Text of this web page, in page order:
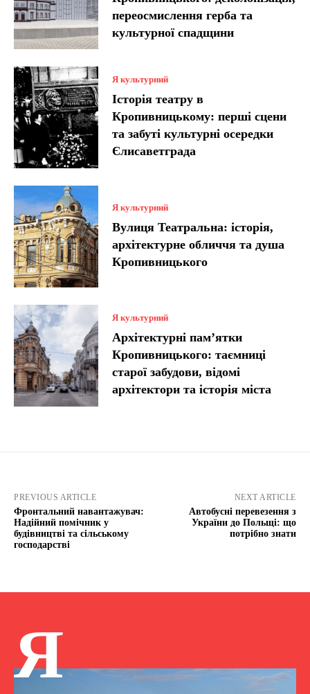
переосмислення герба та
культурної спадщини
Я культурний
Історія театру в
Кропивницькому: перші сцени
та забуті культурні осередки
Єлисаветграда
Я культурний
Вулиця Театральна: історія,
архітектурне обличчя та душа
Кропивницького
Я культурний
Архітектурні пам’ятки
Кропивницького: таємниці
старої забудови, відомі
архітектори та історія міста
PREVIOUS ARTICLE
Фронтальний навантажувач:
Надійний помічник у
будівництві та сільському
господарстві
NEXT ARTICLE
Автобусні перевезення з
України до Польщі: що
потрібно знати
Я